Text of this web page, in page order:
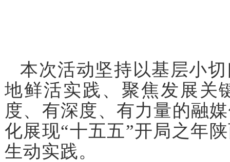
本次活动坚持以基层小
地鲜活实践、聚焦发展关
度、有深度、有力量的融
化展现“十五五”开局之年
生动实践。